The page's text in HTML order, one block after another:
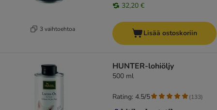
3 vaihtoehtoa
32,20 €
Lisää ostoskoriin
HUNTER-lohiöljy
500 ml
Rating: 4.5/5 (133)